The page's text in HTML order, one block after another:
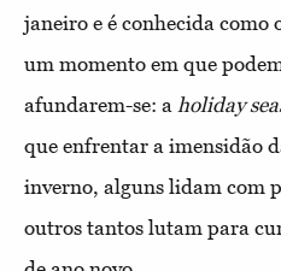
janeiro e é conhecida como
um momento em que
afundarem-se: a holiday
que enfrentar a imensidão
inverno, alguns lidam com
outros tantos lutam para